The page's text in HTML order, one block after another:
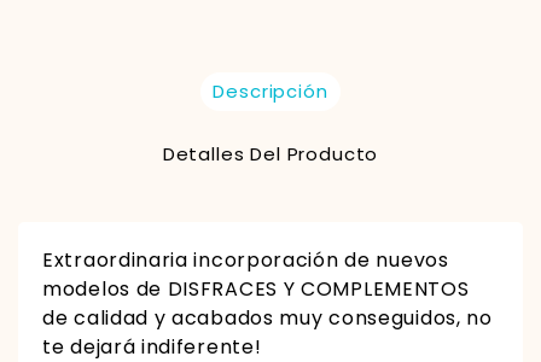
Descripción
Detalles Del Producto
Extraordinaria incorporación de nuevos
modelos de DISFRACES Y COMPLEMENTOS
de calidad y acabados muy conseguidos, no
te dejará indiferente!